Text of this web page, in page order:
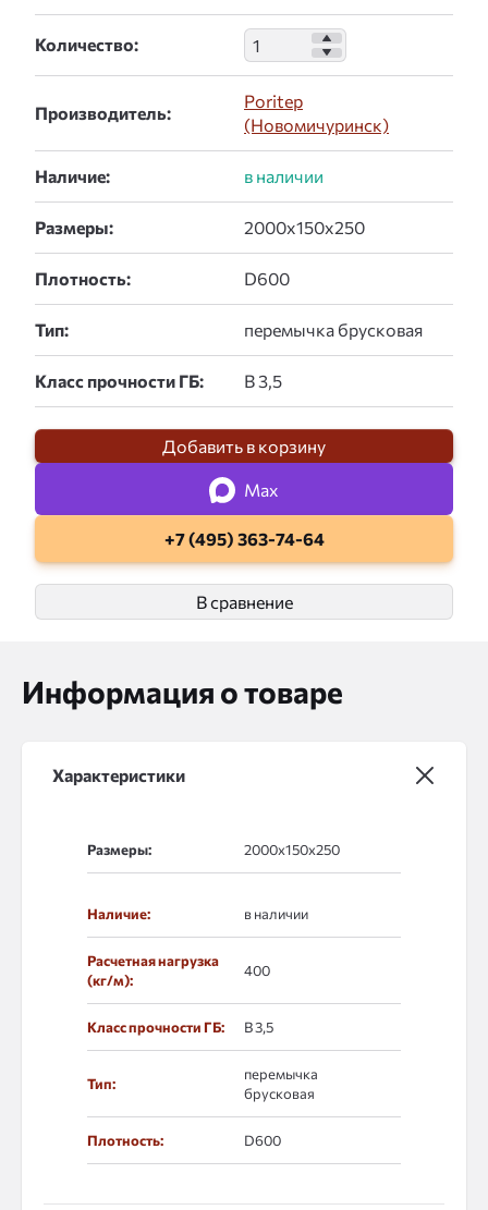
Количество:
Производитель:
Poritep
(Новомичуринск)
Наличие:
Размеры:
Плотность:
Тип:
Класс прочности ГБ:
Добавить в корзину
Max
+7 (495) 363-74-64
В сравнение
Информация о товаре
Характеристики
Размеры:
Наличие: в наличии
Расчетная нагрузка
(кг/м):
400
Класс прочности ГБ: В 3,5
Тип:
перемычка
брусковая
Плотность: D600